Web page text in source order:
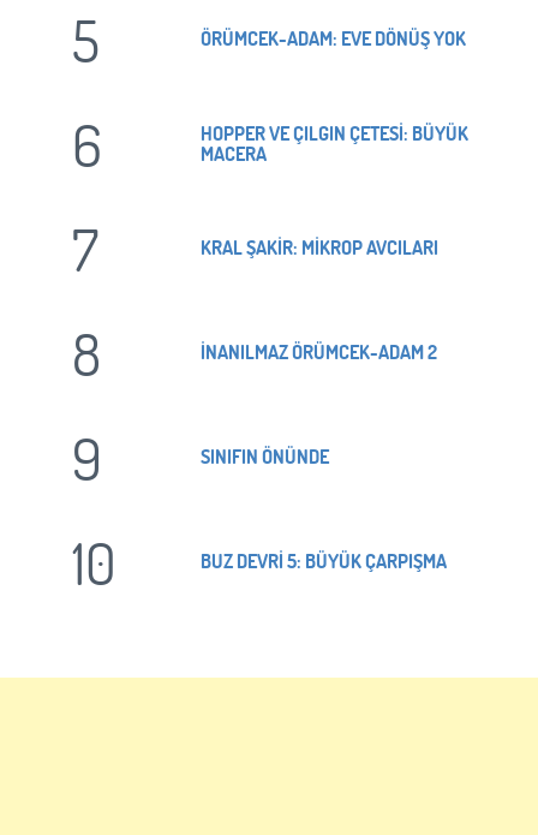
5 ÖRÜMCEK-ADAM: EVE DÖNÜŞ YOK
6
HOPPER VE ÇILGIN ÇETESİ: BÜYÜK
MACERA
7 KRAL ŞAKİR: MİKROP AVCILARI
8 İNANILMAZ ÖRÜMCEK-ADAM 2
9 SINIFIN ÖNÜNDE
10 BUZ DEVRİ 5: BÜYÜK ÇARPIŞMA